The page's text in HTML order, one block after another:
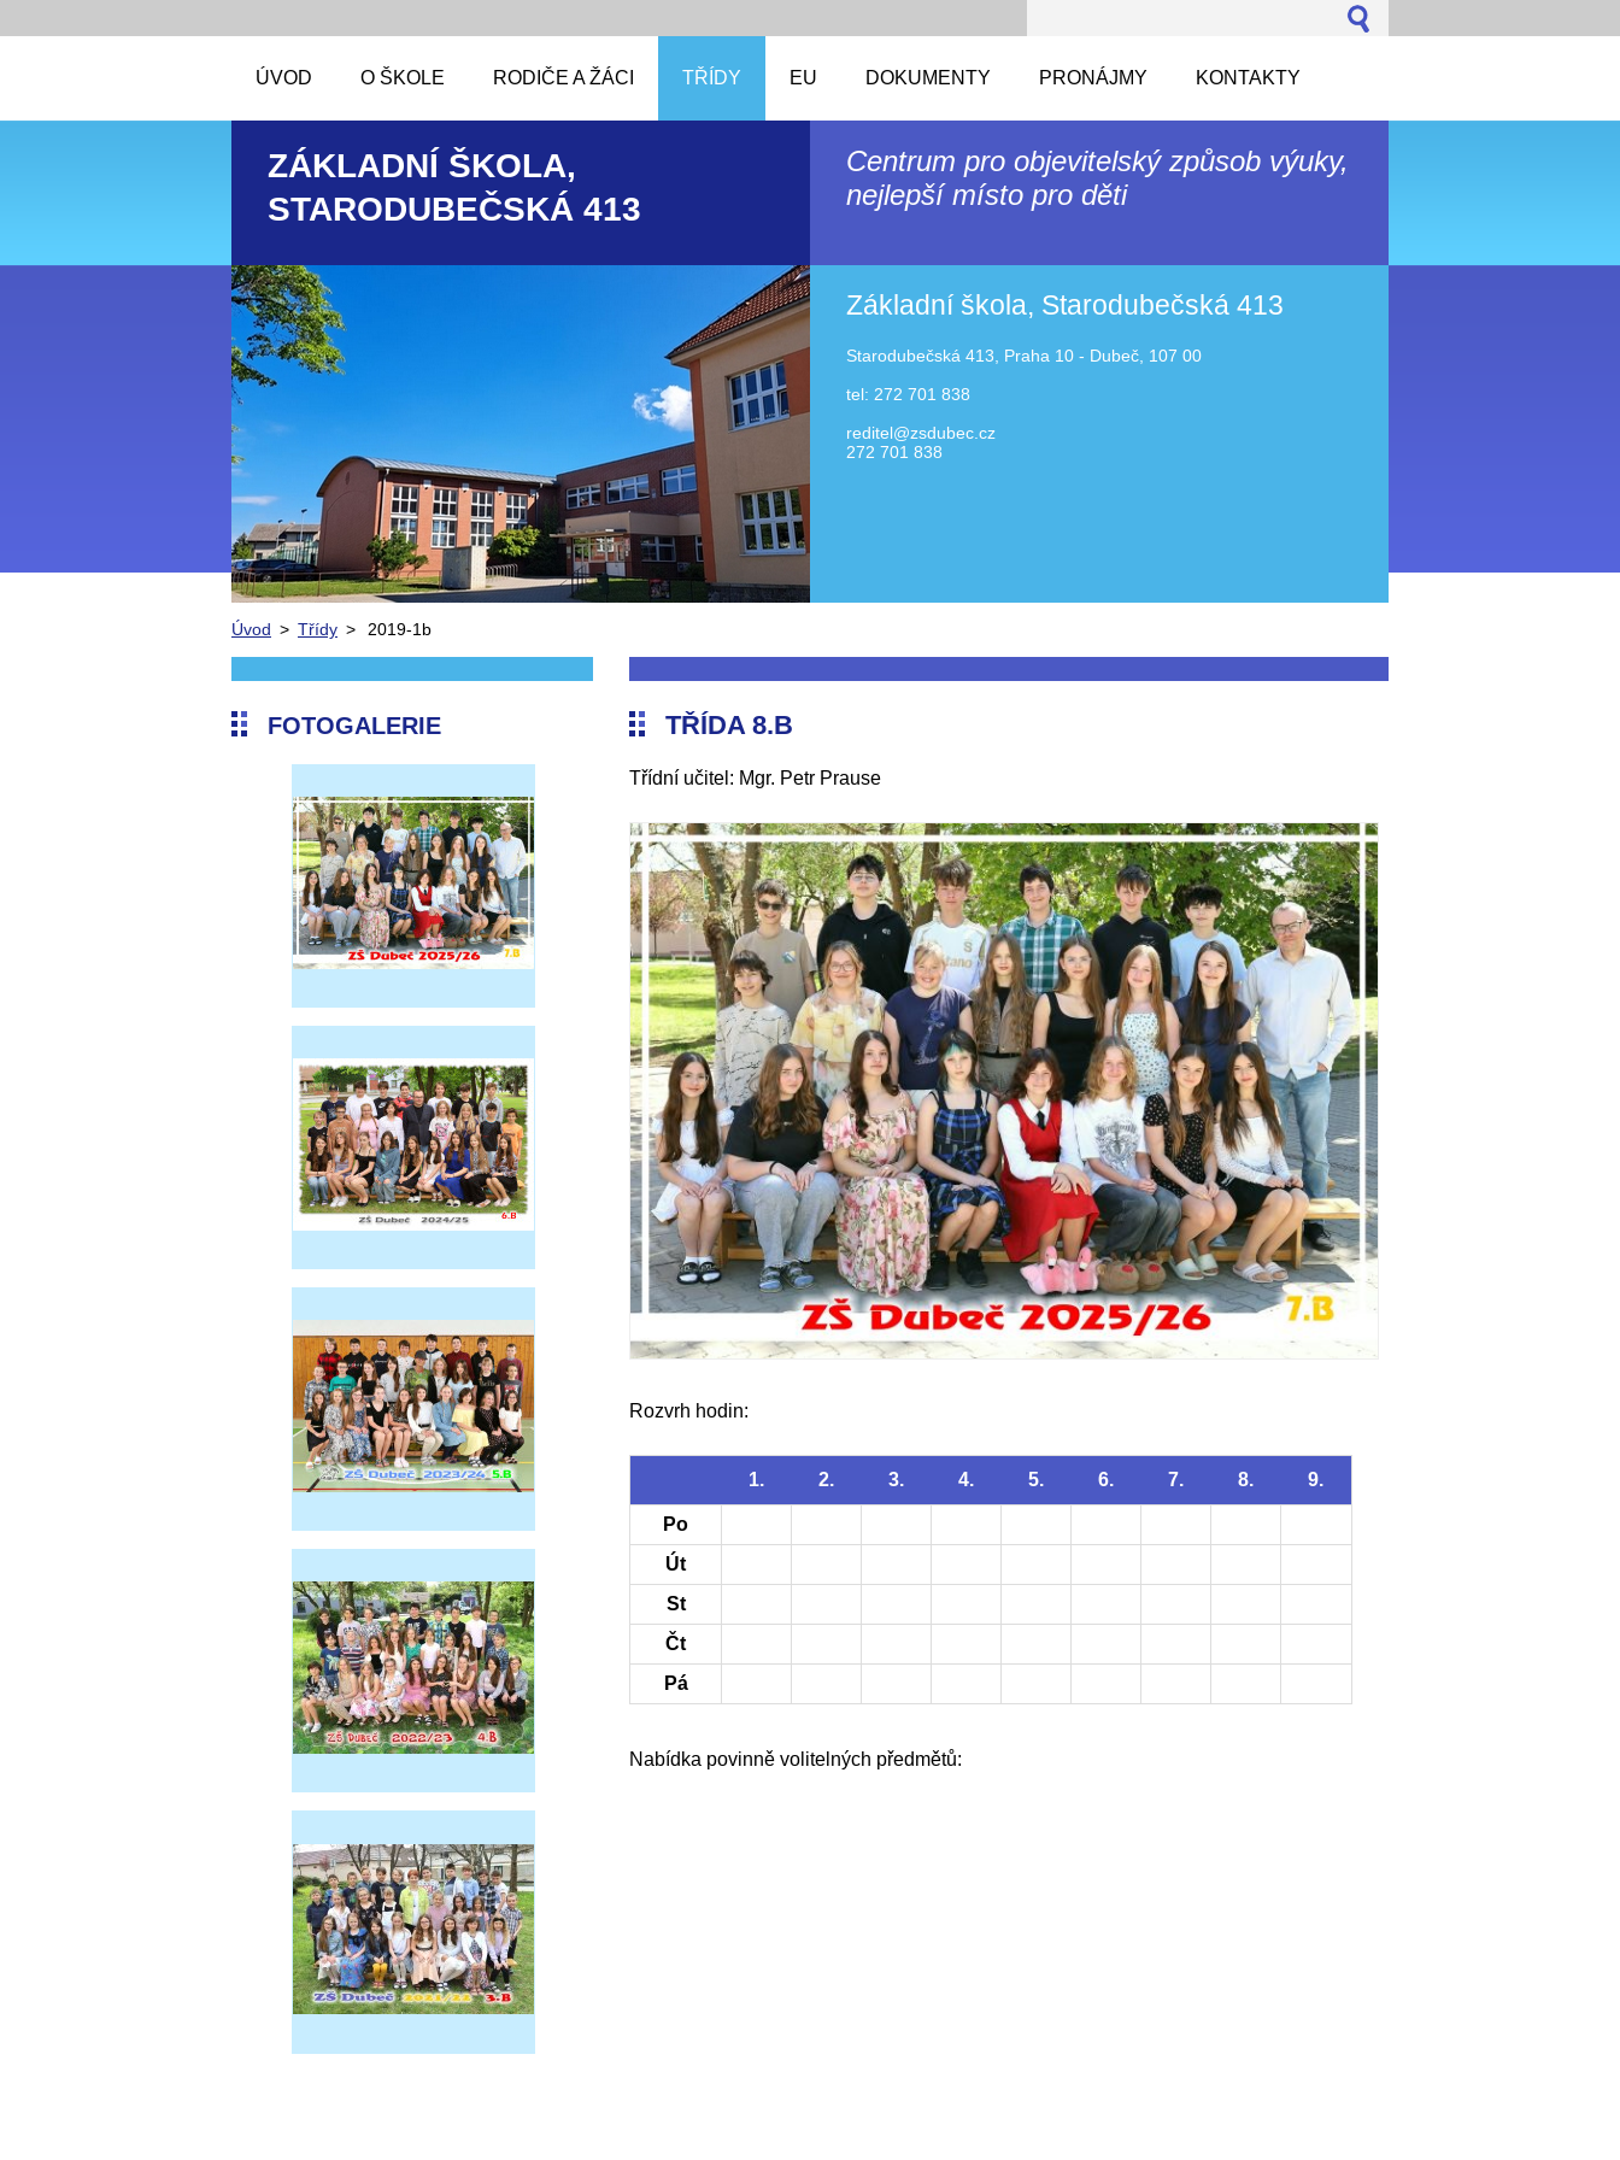
ÚVOD O ŠKOLE RODIČE A ŽÁCI TŘÍDY EU DOKUMENTY PRONÁJMY KONTAKTY
ZÁKLADNÍ ŠKOLA,
STARODUBEČSKÁ 413
Centrum pro objevitelský způsob výuky,
nejlepší místo pro děti
Základní škola, Starodubečská 413
Starodubečská 413, Praha 10 - Dubeč, 107 00
tel: 272 701 838
reditel@zsdubec.cz
272 701 838
Úvod > Třídy > 2019-1b
FOTOGALERIE TŘÍDA 8.B
Třídní učitel: Mgr. Petr Prause
Rozvrh hodin:
1. 2. 3. 4. 5. 6. 7. 8. 9.
Po
Út
St
Čt
Pá
Nabídka povinně volitelných předmětů: